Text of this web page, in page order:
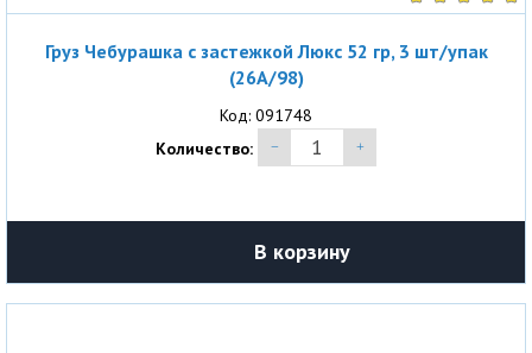
Груз Чебурашка с застежкой Люкс 52 гр, 3 шт/упак
(26A/98)
Код: 091748
Количество:
В корзину